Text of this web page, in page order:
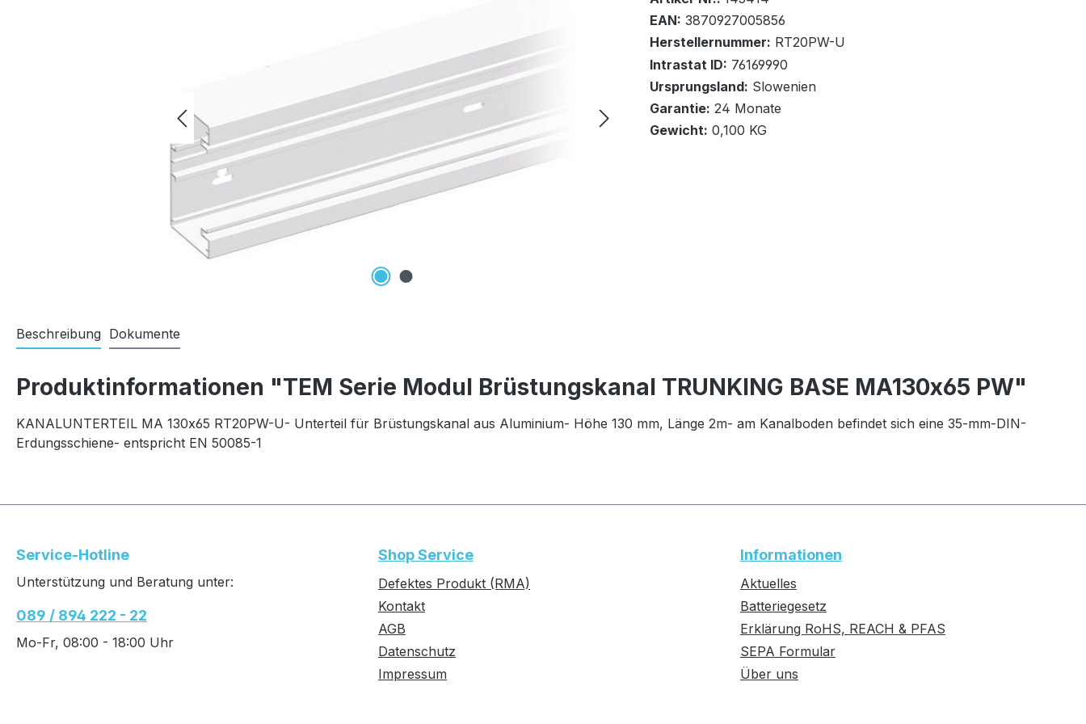
In den Warenkorb
EAN: 3870927005856
Herstellernummer: RT20PW-U
Intrastat ID: 76169990
Ursprungsland: Slowenien
Garantie: 24 Monate
Gewicht: 0,100 KG
Beschreibung Dokumente
Produktinformationen "TEM Serie Modul Brüstungskanal TRUNKING BASE MA130x65 PW"
KANALUNTERTEIL MA 130x65 RT20PW-U- Unterteil für Brüstungskanal aus Aluminium- Höhe 130 mm, Länge 2m- am Kanalboden befindet sich eine 35-mm-DIN-
Erdungsschiene- entspricht EN 50085-1
Service-Hotline
Unterstützung und Beratung unter:
089 / 894 222 - 22
Mo-Fr, 08:00 - 18:00 Uhr
Shop Service
Defektes Produkt (RMA)
Kontakt
AGB
Datenschutz
Impressum
Informationen
Aktuelles
Batteriegesetz
Erklärung RoHS, REACH & PFAS
SEPA Formular
Über uns